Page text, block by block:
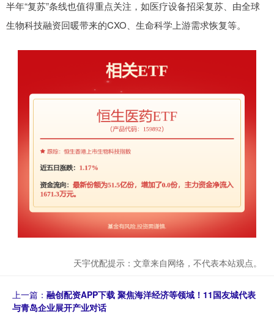
半年“复苏”条线也值得重点关注，如医疗设备招采复苏、由全球
生物科技融资回暖带来的CXO、生命科学上游需求恢复等。
天宇优配提示：文章来自网络，不代表本站观点。
上一篇： 融创配资APP下载 聚焦海洋经济等领域！11国友城代表
与青岛企业展开产业对话